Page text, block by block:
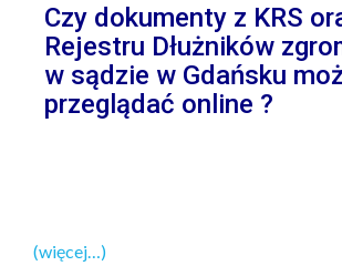
Czy dokumenty z KRS
Rejestru Dłużników
w sądzie w Gdańsku
przeglądać online ?
(więcej…)